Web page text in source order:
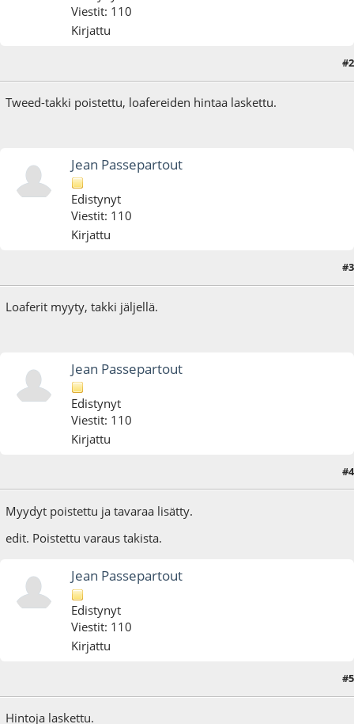
Viestit: 110
Kirjattu
#2
Tweed-takki poistettu, loafereiden hintaa laskettu.
Jean Passepartout
Edistynyt
Viestit: 110
Kirjattu
#3
Loaferit myyty, takki jäljellä.
Jean Passepartout
Edistynyt
Viestit: 110
Kirjattu
#4
Myydyt poistettu ja tavaraa lisätty.
edit. Poistettu varaus takista.
Jean Passepartout
Edistynyt
Viestit: 110
Kirjattu
#5
Hintoja laskettu.